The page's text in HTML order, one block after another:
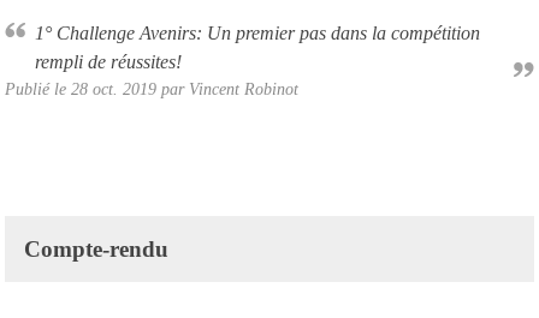
1° Challenge Avenirs: Un premier pas dans la compétition
rempli de réussites!
Publié le 28 oct. 2019 par Vincent Robinot
Compte-rendu